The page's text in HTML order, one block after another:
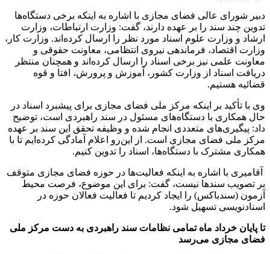
دبیر شورای عالی فضای مجازی با اشاره به اینکه برخی دستگاه‌ها
تدوین چند سند را بر عهده دارند، گفت: وزارت ارتباطات، وزارت
ارشاد و وزارت علوم اسناد مورد نظر را ارسال کرده‌اند. وزارت کار،
وزارت اقتصاد، فرماندهی نیروی انتظامی، معاونت حقوقی و
معاونت علمی نیز برخی اسناد را ارسال کرده‌اند و همچنان منتظر
دریافت اسناد از وزارت کشور، آموزش و پرورش، افتا و قوه
قضائیه هستیم.
وی با تأکید بر اینکه مرکز ملی فضای مجازی برای پیشبرد اسناد در
حال همکاری با دستگاه‌های مسئول در سند راهبردی است، توضیح
داد: پیگیری‌های متعددی انجام شده و وظیفه تحقق این سند بر عهده
مرکز ملی فضای مجازی است. از این‌رو اعلام آمادگی کرده‌ایم تا با
همکاری مشترک با دستگاه‌ها، اسناد را تدوین کنیم.
آقامیری با اشاره به اینکه فعالیت‌ها در حوزه فضای مجازی متوقف
بر تصویب سندها نیست، گفت: برای این موضوع، فرصت محیط
آزمون (سندباکس) را ایجاد کردیم تا فعالیت فعالان حوزه در
اسنادنویسی تسهیل شود.
تا پایان خرداد ماه تمامی نظامات سند راهبردی به دست مرکز ملی
فضای مجازی می‌رسد